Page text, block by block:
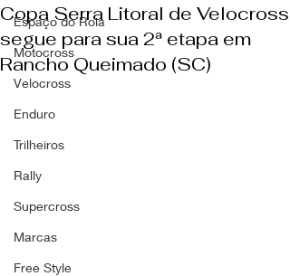
Espaço do Roia
Motocross
Velocross
Enduro
Trilheiros
Rally
Supercross
Marcas
Free Style
Copa Serra Litoral de Velocross
segue para sua 2ª etapa em
Rancho Queimado (SC)